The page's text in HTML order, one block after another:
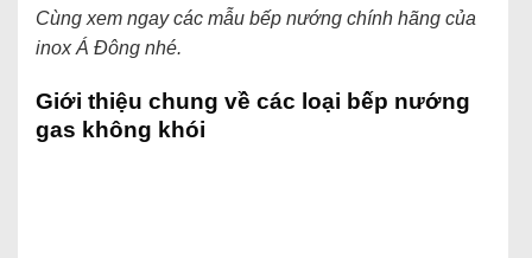
Cùng xem ngay các mẫu bếp nướng chính hãng của
inox Á Đông nhé.
Giới thiệu chung về các loại bếp nướng
gas không khói